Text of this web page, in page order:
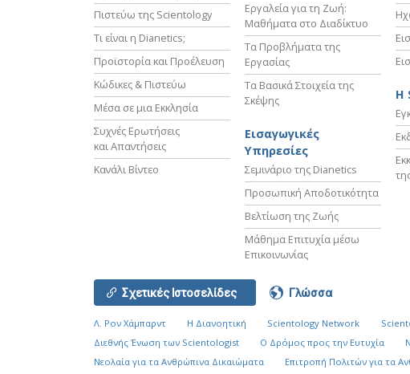
Πιστεύω της Scientology
Τι είναι η Dianetics;
Προϊστορία και Προέλευση
Κώδικες & Πιστεύω
Μέσα σε μια Εκκλησία
Συχνές Ερωτήσεις
και Απαντήσεις
Κανάλι Βίντεο
Εργαλεία για τη Ζωή:
Μαθήματα στο Διαδίκτυο
Τα Προβλήματα της
Εργασίας
Τα Βασικά Στοιχεία της
Σκέψης
Εισαγωγικές
Υπηρεσίες
Σεμινάριο της Dianetics
Προσωπική Αποδοτικότητα
Βελτίωση της Ζωής
Μάθημα Επιτυχία μέσω
Επικοινωνίας
Η
Σχετικές Ιστοσελίδες Γλώσσα
Λ. Ρον Χάμπαρντ Η Διανοητική Scientology Network
Διεθνής Ένωση των Scientologist
Ο Δρόμος προς την Ευτυχία
Νεολαία για τα Ανθρώπινα Δικαιώματα
Επιτροπή Πολιτών για τα